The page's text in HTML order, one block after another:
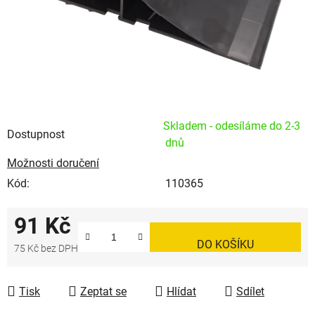
Dostupnost
Skladem - odesíláme do 2-3
dnů
Možnosti doručení
Kód:
110365
91 Kč
75 Kč bez DPH DO KOŠÍKU
Tisk Zeptat se Hlídat Sdílet